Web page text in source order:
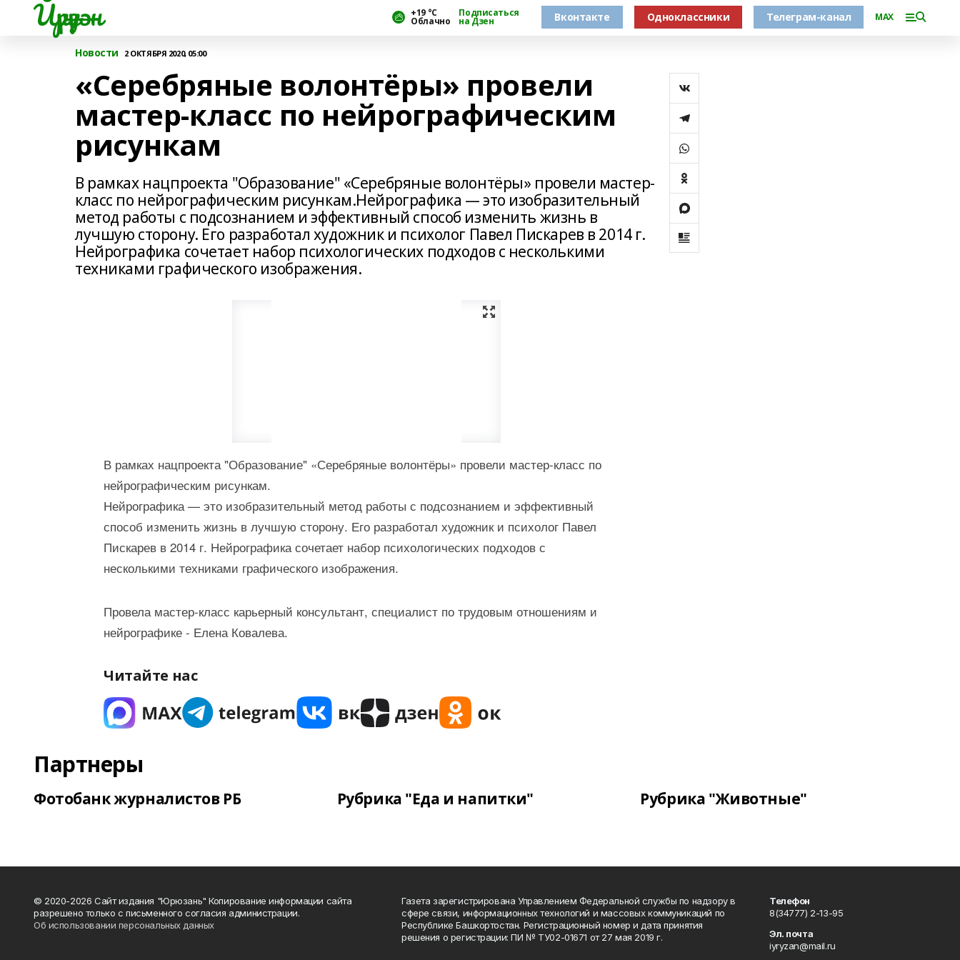
Йүрүҙән +19 °С
Облачно
Подписаться
на Дзен Вконтакте Одноклассники Телеграм-канал MAX
Новости 2 ОКТЯБРЯ 2020, 05:00
«Серебряные волонтёры» провели
мастер-класс по нейрографическим
рисункам
В рамках нацпроекта "Образование" «Серебряные волонтёры» провели мастер-
класс по нейрографическим рисункам.Нейрографика — это изобразительный
метод работы с подсознанием и эффективный способ изменить жизнь в
лучшую сторону. Его разработал художник и психолог Павел Пискарев в 2014 г.
Нейрографика сочетает набор психологических подходов с несколькими
техниками графического изображения.
В рамках нацпроекта "Образование" «Серебряные волонтёры» провели мастер-класс по
нейрографическим рисункам.
Нейрографика — это изобразительный метод работы с подсознанием и эффективный
способ изменить жизнь в лучшую сторону. Его разработал художник и психолог Павел
Пискарев в 2014 г. Нейрографика сочетает набор психологических подходов с
несколькими техниками графического изображения.
Провела мастер-класс карьерный консультант, специалист по трудовым отношениям и
нейрографике - Елена Ковалева.
Читайте нас
Партнеры
Фотобанк журналистов РБ Рубрика "Еда и напитки" Рубрика "Животные"
© 2020-2026 Сайт издания "Юрюзань" Копирование информации сайта
разрешено только с письменного согласия администрации.
Об использовании персональных данных
Газета зарегистрирована Управлением Федеральной службы по надзору в
сфере связи, информационных технологий и массовых коммуникаций по
Республике Башкортостан. Регистрационный номер и дата принятия
решения о регистрации: ПИ № ТУ02-01671 от 27 мая 2019 г.
Телефон
8(34777) 2-13-95
Эл. почта
iyryzan@mail.ru